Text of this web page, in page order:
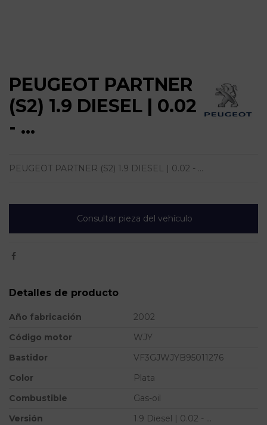
PEUGEOT PARTNER
(S2) 1.9 DIESEL | 0.02
- ...
PEUGEOT PARTNER (S2) 1.9 DIESEL | 0.02 - ...
Consultar pieza del vehículo
Detalles de producto
Año fabricación
2002
Código motor
WJY
Bastidor
VF3GJWJYB95011276
Color
Plata
Combustible
Gas-oil
Versión
1.9 Diesel | 0.02 - ...